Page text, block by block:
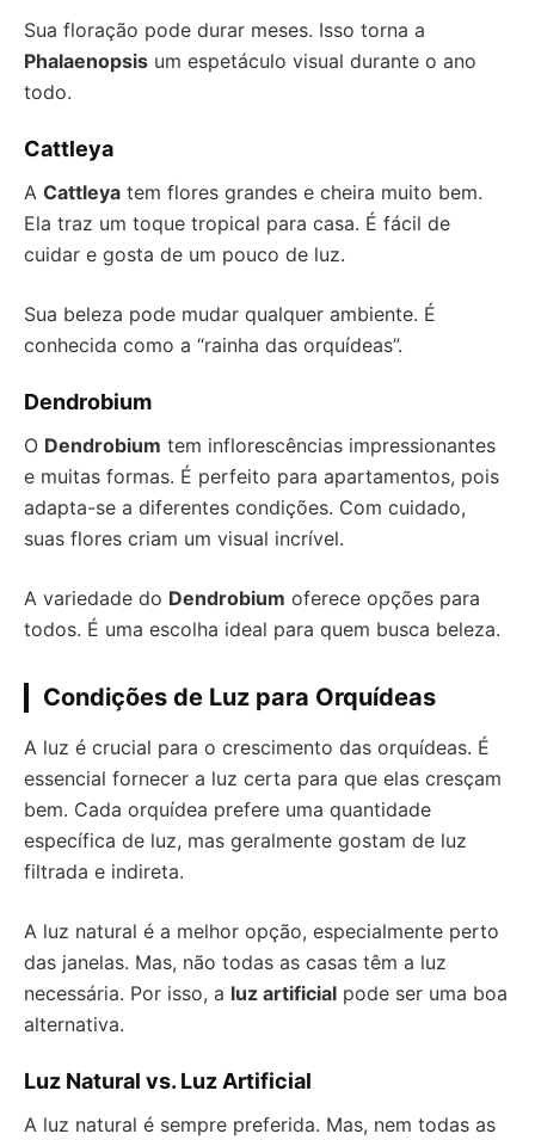
Sua floração pode durar meses. Isso torna a
Phalaenopsis um espetáculo visual durante o ano
todo.
Cattleya
A Cattleya tem flores grandes e cheira muito bem.
Ela traz um toque tropical para casa. É fácil de
cuidar e gosta de um pouco de luz.
Sua beleza pode mudar qualquer ambiente. É
conhecida como a “rainha das orquídeas”.
Dendrobium
O Dendrobium tem inflorescências impressionantes
e muitas formas. É perfeito para apartamentos, pois
adapta-se a diferentes condições. Com cuidado,
suas flores criam um visual incrível.
A variedade do Dendrobium oferece opções para
todos. É uma escolha ideal para quem busca beleza.
Condições de Luz para Orquídeas
A luz é crucial para o crescimento das orquídeas. É
essencial fornecer a luz certa para que elas cresçam
bem. Cada orquídea prefere uma quantidade
específica de luz, mas geralmente gostam de luz
filtrada e indireta.
A luz natural é a melhor opção, especialmente perto
das janelas. Mas, não todas as casas têm a luz
necessária. Por isso, a luz artificial pode ser uma boa
alternativa.
Luz Natural vs. Luz Artificial
A luz natural é sempre preferida. Mas, nem todas as